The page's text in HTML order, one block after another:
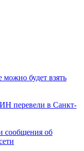
будет взять
перевели в Санкт-
сообщения об